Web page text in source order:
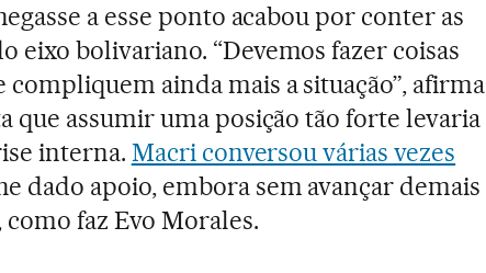
a esse ponto acabou por conter as
eixo bolivariano. “Devemos fazer coisas
compliquem ainda mais a situação”, afirma
que assumir uma posição tão forte levaria
interna. Macri conversou várias vezes
dado apoio, embora sem avançar demais
faz Evo Morales.